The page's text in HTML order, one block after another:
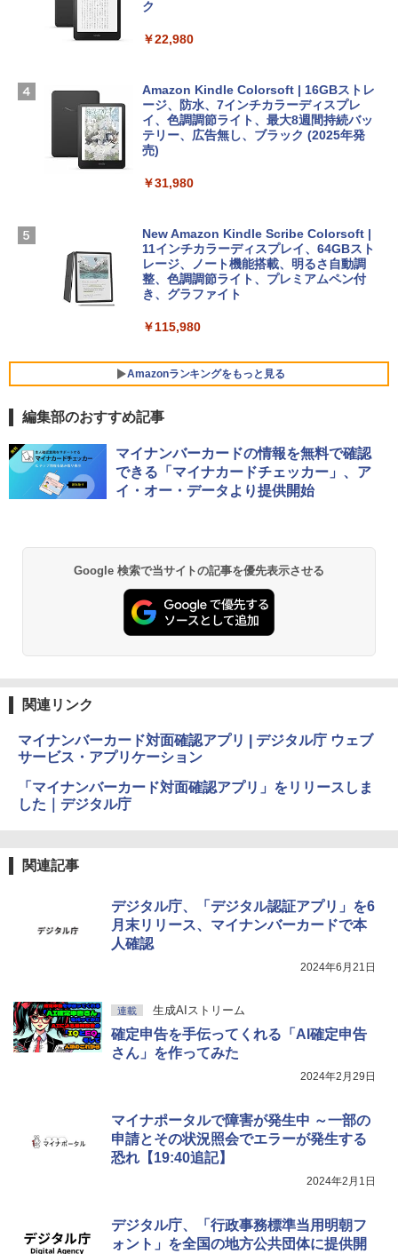
TB SSDストレージ、12MPセンターフレ
D - ミッドナイト
【Amazon.co.jp限定】 HP ノートパソコ
ン 15-fd 15.6インチ 16GBメモリ 512GB
SSD インテル Core 5
￥129,800
FMV ノートパソコン WE1-K3 (MS 365 P
ersonal/Copilotキー搭載/Win 11/15.6型/
Core i5/16GB/SSD 512GB/ホワイト) FM
VWK3E15W_AZ
￥3,200
ows11、10/mac対応|PC2台
￥39,582
ト): Java & Bedrock Edition | オンライ
￥3,600
AIイラスト表現辞典: 思い通りの絵を引き
￥480
FM TOWNS ハイパー・カタログ: 本体ハ
ェクトリストと最新エミュレータ紹介
ク
￥22,980
Amazon Kindle Colorsoft | 16GBストレ
ージ、防水、7インチカラーディスプレ
イ、色調調節ライト、最大8週間持続バッ
テリー、広告無し、ブラック (2025年発
売)
￥31,980
New Amazon Kindle Scribe Colorsoft |
11インチカラーディスプレイ、64GBスト
レージ、ノート機能搭載、明るさ自動調
整、色調調節ライト、プレミアムペン付
き、グラファイト
￥115,980
Amazonランキングをもっと見る
編集部のおすすめ記事
マイナンバーカードの情報を無料で確認
できる「マイナカードチェッカー」、ア
イ・オー・データより提供開始
Google 検索で当サイトの記事を優先表示させる
関連リンク
マイナンバーカード対面確認アプリ | デジタル庁 ウェブ
サービス・アプリケーション
「マイナンバーカード対面確認アプリ」をリリースしま
した｜デジタル庁
関連記事
デジタル庁、「デジタル認証アプリ」を6
月末リリース、マイナンバーカードで本
人確認
2024年6月21日
連載 生成AIストリーム
確定申告を手伝ってくれる「AI確定申告
さん」を作ってみた
2024年2月29日
マイナポータルで障害が発生中 ～一部の
申請とその状況照会でエラーが発生する
恐れ【19:40追記】
2024年2月1日
デジタル庁、「行政事務標準当用明朝フ
ォント」を全国の地方公共団体に提供開